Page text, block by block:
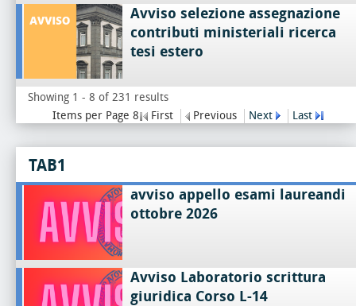
Avviso selezione assegnazione
contributi ministeriali ricerca
tesi estero
Showing 1 - 8 of 231 results
Items per Page 8
First Previous Next Last
TAB1
avviso appello esami laureandi
ottobre 2026
Avviso Laboratorio scrittura
giuridica Corso L-14